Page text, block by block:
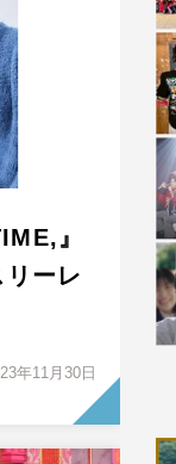
』
ーレ
年11月30日